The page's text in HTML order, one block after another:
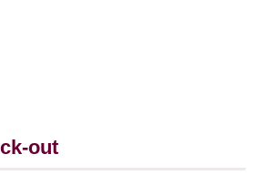
out